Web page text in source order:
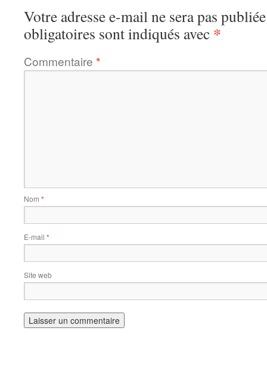
Votre adresse e-mail ne sera pas
obligatoires sont indiqués avec *
Commentaire *
Nom *
E-mail *
Site web